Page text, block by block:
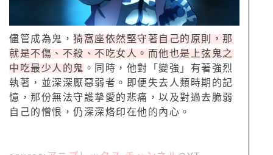
儘管成為鬼， 猗窩座依然堅守著自己的原則，那
就是不傷、不殺、不吃女人。而他也是上弦鬼之
中吃最少人的鬼 。同時，他對「變強」有著強烈
執著，並深深厭惡弱者。即便失去人類時期的記
憶，那份無法守護摯愛的悲痛，以及對過去脆弱
自己的憎恨，仍深深烙印在他的內心。